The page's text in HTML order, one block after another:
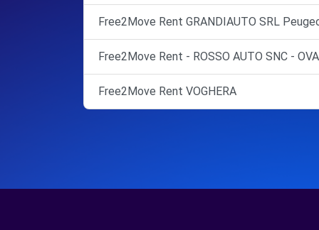
Free2Move Rent GRANDIAUTO SRL
Free2Move Rent - ROSSO AUTO SNC -
Free2Move Rent VOGHERA